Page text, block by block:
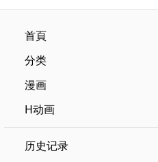
首頁
分类
漫画
H动画
历史记录